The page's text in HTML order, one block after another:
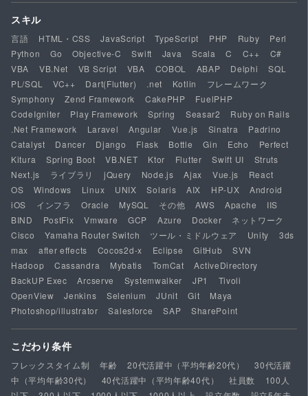
スキル
言語 HTML・CSS JavaScript TypeScript PHP Ruby
Perl
Python
Go Objective-C Swift Java Scala C C++
C#
VBA
VB.Net VB Script VBA COBOL ABAP Delphi
SQL
PL/SQL
VC++ Dart(Flutter) .net Kotlin
フレームワーク
Symphony
Zend Framework CakePHP
FuelPHP
CodeIgniter
Play Framework Spring Seasar2
Ruby on Rails
.Net Framework
Laravel Angular Vue.js Sinatra
Padrino
Catalyst
Dancer Django Flask Bottle Gin Echo
Perfect
Kitura
Spring Boot VB.NET Ktor Flutter Swift UI
Struts
Next.js
ライブラリ jQuery Node.js Ajax Vue.js
React
OS
Windows Linux UNIX Solaris AIX HP-UX
Android
iOS
インフラ Oracle MySQL その他 AWS Apache
IIS
BIND
PostFix Vmware GCP Azure Docker
ネットワーク
Cisco
Yamaha Router Switch ツール・ミドルウェア Unity
3ds
max
after effects Cocos2d-x Eclipse GitHub
SVN
Hadoop
Cassandra Mybatis TomCat
ActiveDirectory
BackUP Exec
Arcserve Systemwalker JP1
Tivoli
OpenView
Jenkins Selenium JUnit Git
Maya
Photoshop/illustrator
Salesforce SAP SharePoint
こだわり条件
フレックスタイム制 年齢 20代活躍中（平均年齢20代）
30代活躍
中（平均年齢30代）
40代活躍中（平均年齢40代） 社員数
100人